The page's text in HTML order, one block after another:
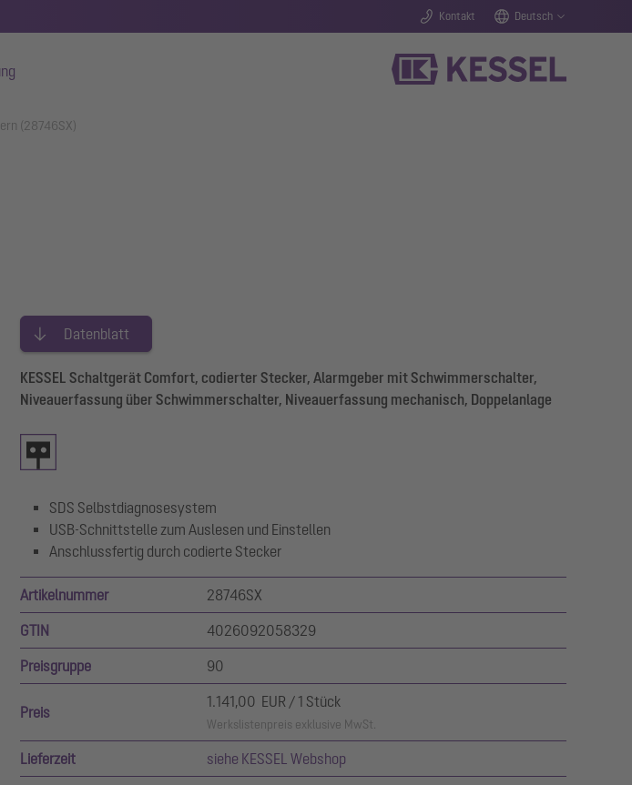
Kontakt Deutsch
(28746SX)
Datenblatt
KESSEL Schaltgerät Comfort, codierter Stecker, Alarmgeber mit Schwimmerschalter,
Niveauerfassung über Schwimmerschalter, Niveauerfassung mechanisch, Doppelanlage
SDS Selbstdiagnosesystem
USB-Schnittstelle zum Auslesen und Einstellen
Anschlussfertig durch codierte Stecker
Artikelnummer 28746SX
GTIN 4026092058329
Preisgruppe 90
Preis
1.141,00 EUR / 1 Stück
Werkslistenpreis exklusive MwSt.
Lieferzeit siehe KESSEL Webshop